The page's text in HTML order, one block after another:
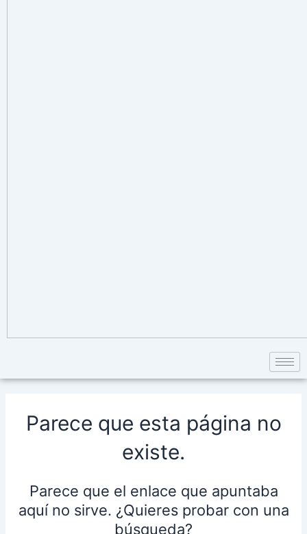
Parece que esta página no
existe.
Parece que el enlace que apuntaba
aquí no sirve. ¿Quieres probar con una
búsqueda?